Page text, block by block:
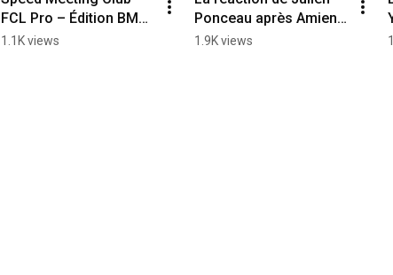
FCL Pro – Édition BMW
Lorient
1.1K views
Ponceau après Amiens
SC - FC Lorient (1-0)
1.9K views